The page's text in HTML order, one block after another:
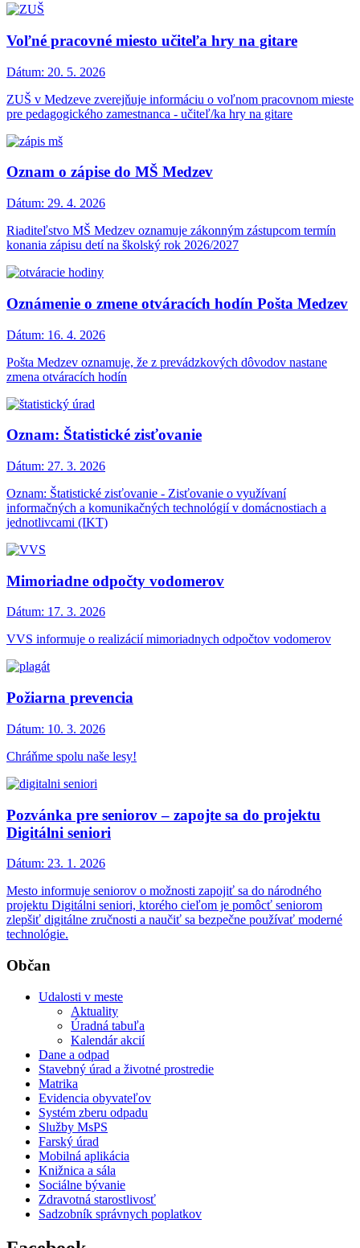
Voľné pracovné miesto učiteľa hry na gitare
Dátum: 20. 5. 2026
ZUŠ v Medzeve zverejňuje informáciu o voľnom pracovnom mieste
pre pedagogického zamestnanca - učiteľ/ka hry na gitare
Oznam o zápise do MŠ Medzev
Dátum: 29. 4. 2026
Riaditeľstvo MŠ Medzev oznamuje zákonným zástupcom termín
konania zápisu detí na školský rok 2026/2027
Oznámenie o zmene otváracích hodín Pošta Medzev
Dátum: 16. 4. 2026
Pošta Medzev oznamuje, že z prevádzkových dôvodov nastane
zmena otváracích hodín
Oznam: Štatistické zisťovanie
Dátum: 27. 3. 2026
Oznam: Štatistické zisťovanie - Zisťovanie o využívaní
informačných a komunikačných technológií v domácnostiach a
jednotlivcami (IKT)
Mimoriadne odpočty vodomerov
Dátum: 17. 3. 2026
VVS informuje o realizácií mimoriadnych odpočtov vodomerov
Požiarna prevencia
Dátum: 10. 3. 2026
Chráňme spolu naše lesy!
Pozvánka pre seniorov – zapojte sa do projektu
Digitálni seniori
Dátum: 23. 1. 2026
Mesto informuje seniorov o možnosti zapojiť sa do národného
projektu Digitálni seniori, ktorého cieľom je pomôcť seniorom
zlepšiť digitálne zručnosti a naučiť sa bezpečne používať moderné
technológie.
Občan
Udalosti v meste
Aktuality
Úradná tabuľa
Kalendár akcií
Dane a odpad
Stavebný úrad a životné prostredie
Matrika
Evidencia obyvateľov
Systém zberu odpadu
Služby MsPS
Farský úrad
Mobilná aplikácia
Knižnica a sála
Sociálne bývanie
Zdravotná starostlivosť
Sadzobník správnych poplatkov